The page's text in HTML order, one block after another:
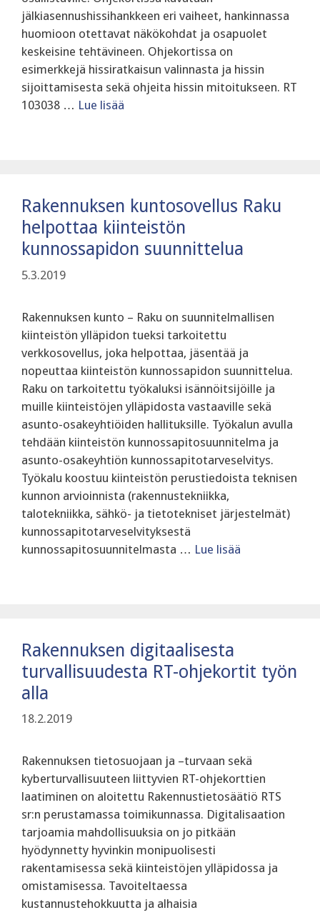
jälkiasennushissihankkeen eri vaiheet, hankinnassa
huomioon otettavat näkökohdat ja osapuolet
keskeisine tehtävineen. Ohjekortissa on
esimerkkejä hissiratkaisun valinnasta ja hissin
sijoittamisesta sekä ohjeita hissin mitoitukseen. RT
103038 … Lue lisää
Rakennuksen kuntosovellus Raku
helpottaa kiinteistön
kunnossapidon suunnittelua
5.3.2019
Rakennuksen kunto – Raku on suunnitelmallisen
kiinteistön ylläpidon tueksi tarkoitettu
verkkosovellus, joka helpottaa, jäsentää ja
nopeuttaa kiinteistön kunnossapidon suunnittelua.
Raku on tarkoitettu työkaluksi isännöitsijöille ja
muille kiinteistöjen ylläpidosta vastaaville sekä
asunto-osakeyhtiöiden hallituksille. Työkalun avulla
tehdään kiinteistön kunnossapitosuunnitelma ja
asunto-osakeyhtiön kunnossapitotarveselvitys.
Työkalu koostuu kiinteistön perustiedoista teknisen
kunnon arvioinnista (rakennustekniikka,
talotekniikka, sähkö- ja tietotekniset järjestelmät)
kunnossapitotarveselvityksestä
kunnossapitosuunnitelmasta … Lue lisää
Rakennuksen digitaalisesta
turvallisuudesta RT-ohjekortit työn
alla
18.2.2019
Rakennuksen tietosuojaan ja –turvaan sekä
kyberturvallisuuteen liittyvien RT-ohjekorttien
laatiminen on aloitettu Rakennustietosäätiö RTS
sr:n perustamassa toimikunnassa. Digitalisaation
tarjoamia mahdollisuuksia on jo pitkään
hyödynnetty hyvinkin monipuolisesti
rakentamisessa sekä kiinteistöjen ylläpidossa ja
omistamisessa. Tavoiteltaessa
kustannustehokkuutta ja alhaisia